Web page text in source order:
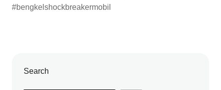
#bengkelshockbreakermobil
Search